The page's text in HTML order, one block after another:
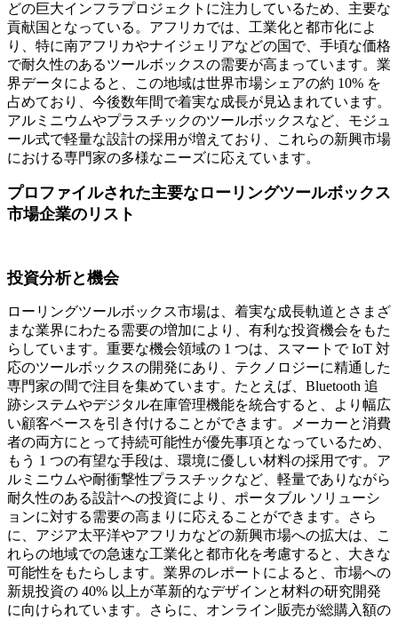
どの巨大インフラプロジェクトに注力しているため、主要な
貢献国となっている。アフリカでは、工業化と都市化によ
り、特に南アフリカやナイジェリアなどの国で、手頃な価格
で耐久性のあるツールボックスの需要が高まっています。業
界データによると、この地域は世界市場シェアの約 10% を
占めており、今後数年間で着実な成長が見込まれています。
アルミニウムやプラスチックのツールボックスなど、モジュ
ール式で軽量な設計の採用が増えており、これらの新興市場
における専門家の多様なニーズに応えています。
プロファイルされた主要なローリングツールボックス
市場企業のリスト
投資分析と機会
ローリングツールボックス市場は、着実な成長軌道とさまざ
まな業界にわたる需要の増加により、有利な投資機会をもた
らしています。重要な機会領域の 1 つは、スマートで IoT 対
応のツールボックスの開発にあり、テクノロジーに精通した
専門家の間で注目を集めています。たとえば、Bluetooth 追
跡システムやデジタル在庫管理機能を統合すると、より幅広
い顧客ベースを引き付けることができます。メーカーと消費
者の両方にとって持続可能性が優先事項となっているため、
もう 1 つの有望な手段は、環境に優しい材料の採用です。ア
ルミニウムや耐衝撃性プラスチックなど、軽量でありながら
耐久性のある設計への投資により、ポータブル ソリューシ
ョンに対する需要の高まりに応えることができます。さら
に、アジア太平洋やアフリカなどの新興市場への拡大は、こ
れらの地域での急速な工業化と都市化を考慮すると、大きな
可能性をもたらします。業界のレポートによると、市場への
新規投資の 40% 以上が革新的なデザインと材料の研究開発
に向けられています。さらに、オンライン販売が総購入額の